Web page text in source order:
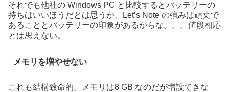
それでも他社の Windows PC と比較するとバッテリーの
持ちはいいほうだとは思うが、Let’s Note の強みは頑丈で
あることとバッテリーの印象があるからな。。。値段相応
とは思えない。
メモリを増やせない
これも結構致命的。メモリは8 GB なのだが増設できな